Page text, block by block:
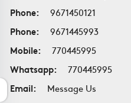
Phone:
9671450121
Phone:
9671445993
Mobile:
770445995
Whatsapp:
770445995
Email:
Message Us